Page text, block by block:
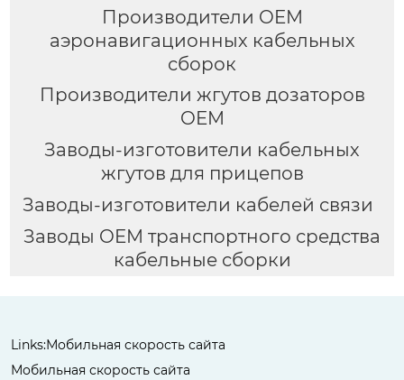
Производители OEM
аэронавигационных кабельных
сборок
Производители жгутов дозаторов
OEM
Заводы-изготовители кабельных
жгутов для прицепов
Заводы-изготовители кабелей связи
Заводы OEM транспортного средства
кабельные сборки
Links:Мобильная скорость сайта
Мобильная скорость сайта